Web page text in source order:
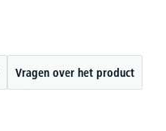
Vragen over het product